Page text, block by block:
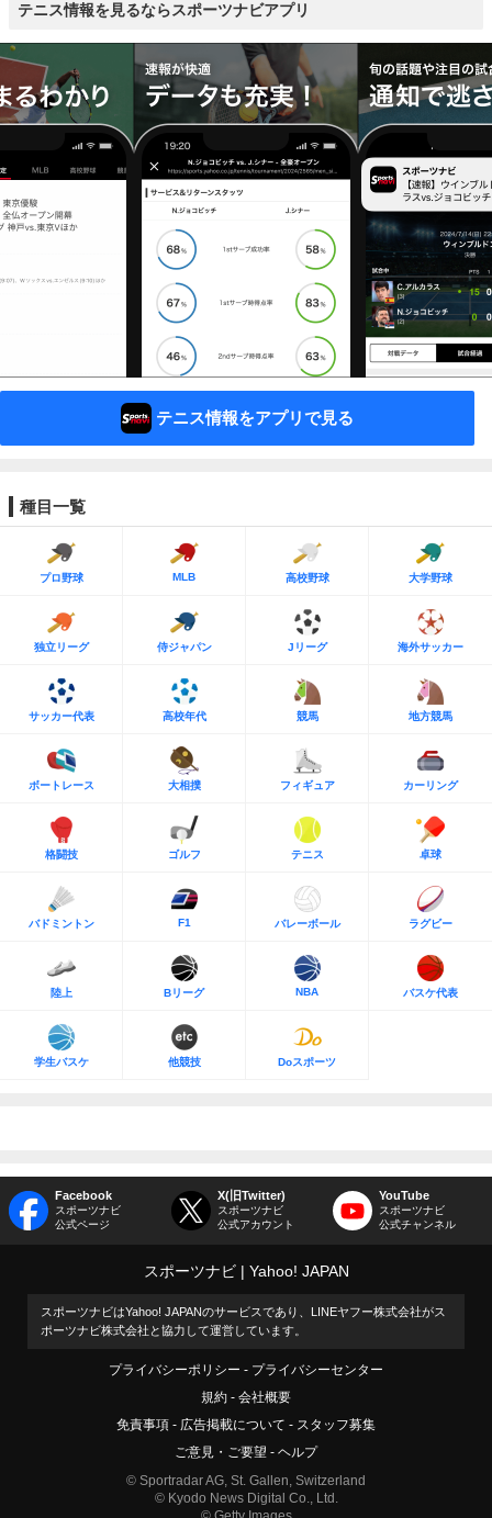
テニス情報を見るならスポーツナビアプリ
テニス情報をアプリで見る
種目一覧
プロ野球 MLB 高校野球 大学野球
独立リーグ 侍ジャパン Jリーグ 海外サッカー
サッカー代表 高校年代 競馬 地方競馬
ボートレース 大相撲 フィギュア カーリング
格闘技 ゴルフ テニス 卓球
バドミントン F1 バレーボール ラグビー
陸上 Bリーグ NBA バスケ代表
学生バスケ 他競技 Doスポーツ
Facebook
スポーツナビ
公式ページ
X(旧Twitter)
スポーツナビ
公式アカウント
YouTube
スポーツナビ
公式チャンネル
スポーツナビ Yahoo! JAPAN
スポーツナビはYahoo! JAPANのサービスであり、LINEヤフー株式会社がス
ポーツナビ株式会社と協力して運営しています。
プライバシーポリシー
プライバシーセンター
規約
会社概要
免責事項
広告掲載について
スタッフ募集
ご意見・ご要望
ヘルプ
© Sportradar AG, St. Gallen, Switzerland
© Kyodo News Digital Co., Ltd.